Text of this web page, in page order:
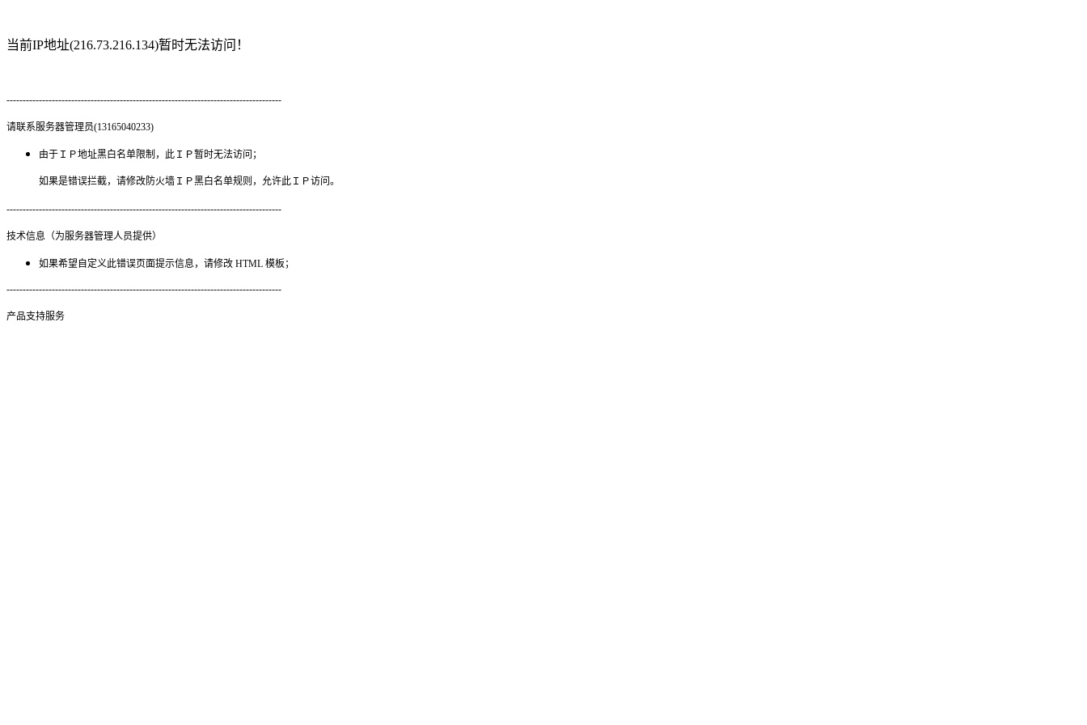
当前IP地址(216.73.216.134)暂时无法访问！
-------------------------------------------------------------------------------------
请联系服务器管理员(13165040233)
由于ＩＰ地址黑白名单限制，此ＩＰ暂时无法访问；
如果是错误拦截，请修改防火墙ＩＰ黑白名单规则，允许此ＩＰ访问。
-------------------------------------------------------------------------------------
技术信息（为服务器管理人员提供）
如果希望自定义此错误页面提示信息，请修改 HTML 模板；
-------------------------------------------------------------------------------------
产品支持服务